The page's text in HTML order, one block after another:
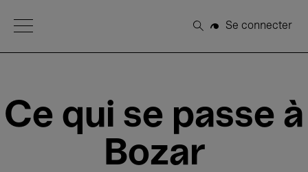
Open Menu
Rechercher
Se connecter
Ce qui se passe à
Bozar